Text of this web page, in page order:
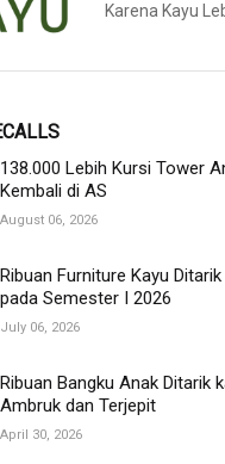
Karena Kayu
138.000 Lebih Kursi Tower
Kembali di AS
August 06, 2026
Ribuan Furniture Kayu
pada Semester I 2026
July 06, 2026
Ribuan Bangku Anak Ditarik
Ambruk dan Terjepit
April 30, 2026